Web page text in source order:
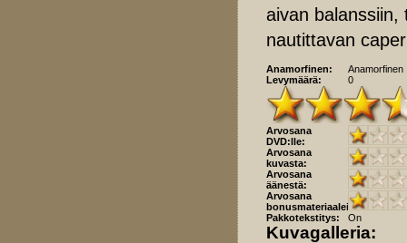
aivan balanssiin,
nautittavan
Anamorfinen:
Anamorfinen
Levymäärä:
0
Arvosana
DVD:lle:
Arvosana
kuvasta:
Arvosana
äänestä:
Arvosana
bonusmateriaaleista:
Pakkotekstitys:
On
Kuvagalleria: